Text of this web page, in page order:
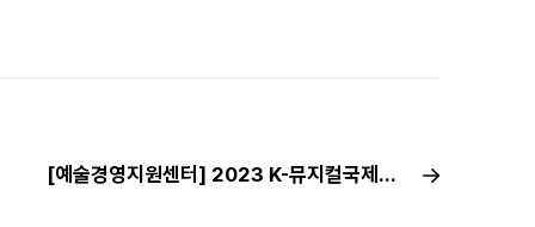
[예술경영지원센터] 2023 K-뮤지컬국제마켓(K-Musical Market) 개최 안내